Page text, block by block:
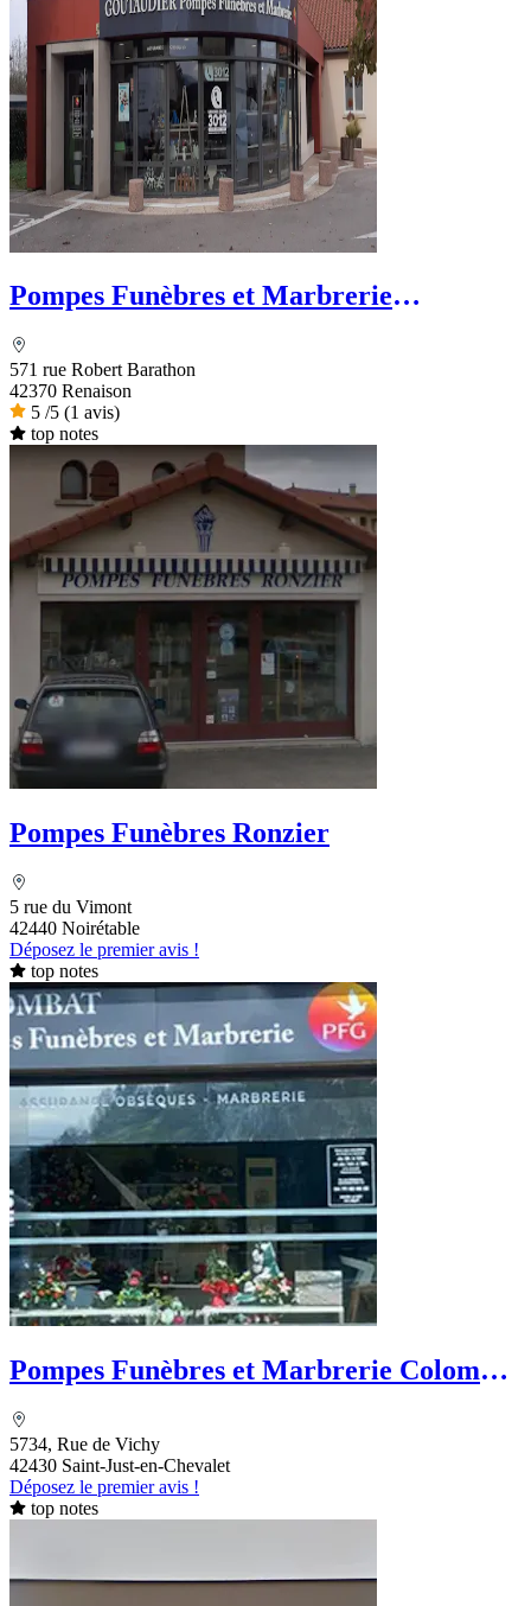
Pompes Funèbres et Marbrerie
571 rue Robert Barathon
42370 Renaison
5 /5 (1 avis)
top notes
Pompes Funèbres Ronzier
5 rue du Vimont
42440 Noirétable
Déposez le premier avis !
top notes
Pompes Funèbres et Marbrerie Colombat
5734, Rue de Vichy
42430 Saint-Just-en-Chevalet
Déposez le premier avis !
top notes